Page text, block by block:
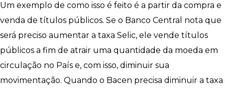
Um exemplo de como isso é feito é a partir da compra e
venda de títulos públicos. Se o Banco Central nota que
será preciso aumentar a taxa Selic, ele vende títulos
públicos a fim de atrair uma quantidade da moeda em
circulação no País e, com isso, diminuir sua
movimentação. Quando o Bacen precisa diminuir a taxa